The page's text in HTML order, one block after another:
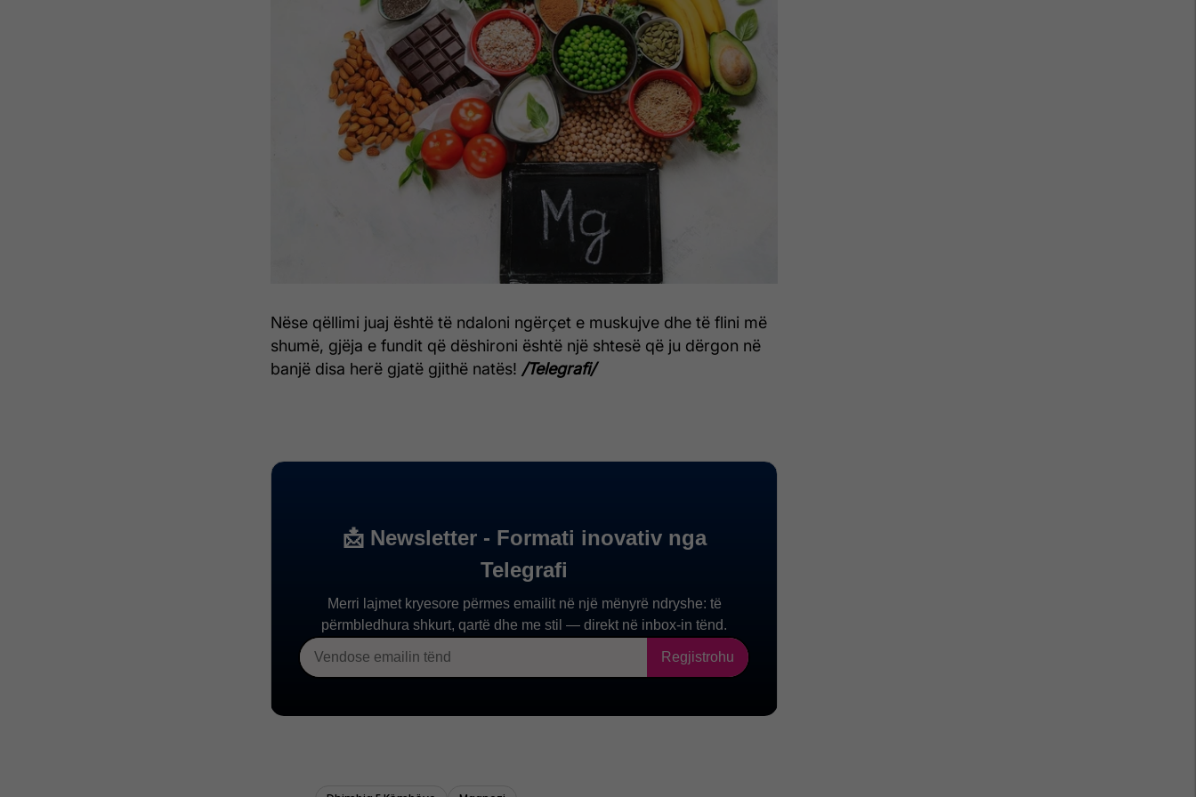
Nëse qëllimi juaj është të ndaloni ngërçet e muskujve dhe të flini më
shumë, gjëja e fundit që dëshironi është një shtesë që ju dërgon në
banjë disa herë gjatë gjithë natës! /Telegrafi/